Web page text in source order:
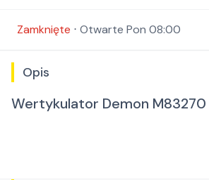
Zamknięte ⋅ Otwarte Pon 08:00
Opis
Wertykulator Demon M83270